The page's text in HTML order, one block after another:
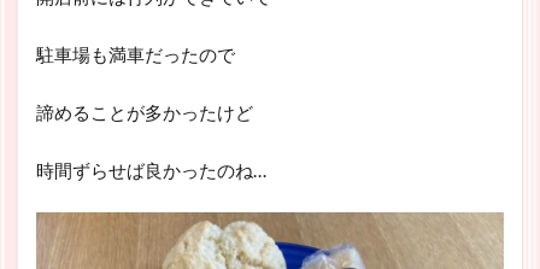
駐車場も満車だったので
諦めることが多かったけど
時間ずらせば良かったのね…